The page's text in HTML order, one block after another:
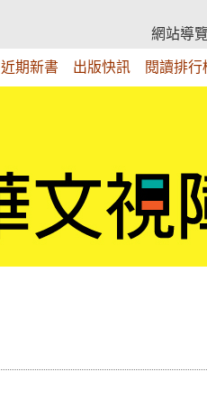
網站導覽
近期新書 出版快訊 閱讀排行